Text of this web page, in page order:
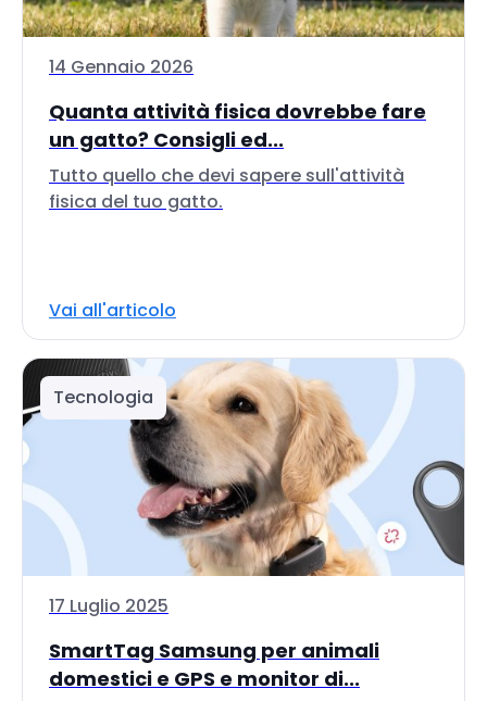
14 Gennaio 2026
Quanta attività fisica dovrebbe fare
un gatto? Consigli ed...
Tutto quello che devi sapere sull'attività
fisica del tuo gatto.
Vai all'articolo
Tecnologia
17 Luglio 2025
SmartTag Samsung per animali
domestici e GPS e monitor di...